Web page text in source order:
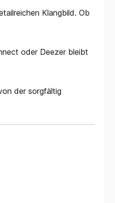
Klangbild. Ob
oder Deezer bleibt
der sorgfältig